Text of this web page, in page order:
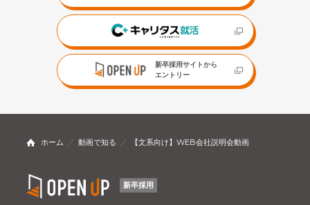
新卒採用サイトから
エントリー
ホーム 動画で知る 【文系向け】WEB会社説明会動画
新卒採用